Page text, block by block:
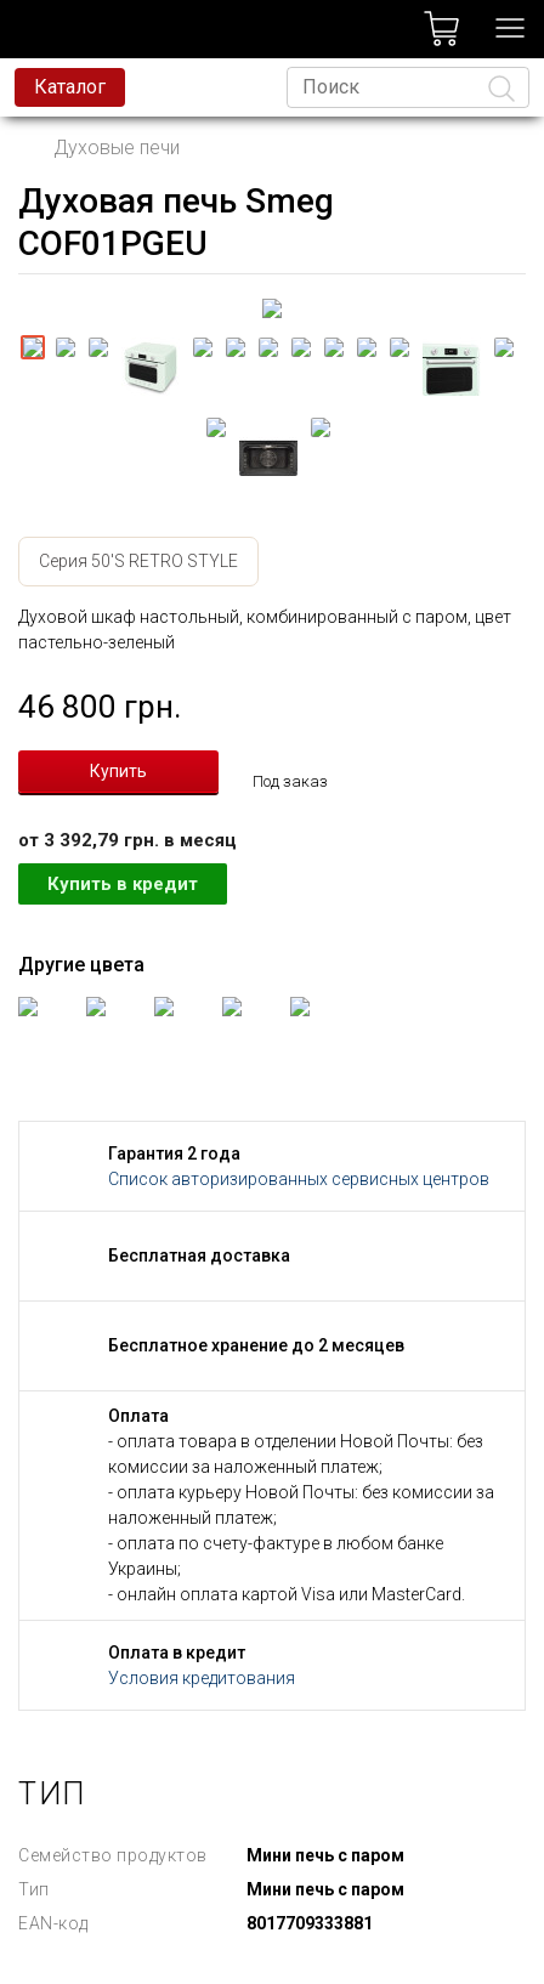
Каталог
Духовые печи
Духовая печь Smeg
COF01PGEU
Серия 50'S RETRO STYLE
Духовой шкаф настольный, комбинированный с паром, цвет
пастельно-зеленый
46 800 грн.
Под заказ
от 3 392,79 грн. в месяц
Купить в кредит
Другие цвета
Гарантия 2 года
Список авторизированных сервисных центров
Бесплатная доставка
Бесплатное хранение до 2 месяцев
Оплата
- оплата товара в отделении Новой Почты: без
комиссии за наложенный платеж;
- оплата курьеру Новой Почты: без комиссии за
наложенный платеж;
- оплата по счету-фактуре в любом банке
Украины;
- онлайн оплата картой Visa или MasterCard.
Оплата в кредит
Условия кредитования
ТИП
Семейство продуктов
Мини печь с паром
Тип
Мини печь с паром
EAN-код
8017709333881